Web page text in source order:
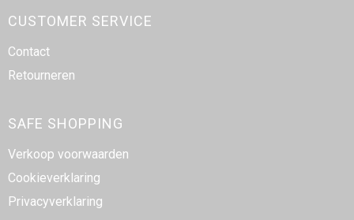
CUSTOMER SERVICE
Contact
Retourneren
SAFE SHOPPING
Verkoop voorwaarden
Cookieverklaring
Privacyverklaring